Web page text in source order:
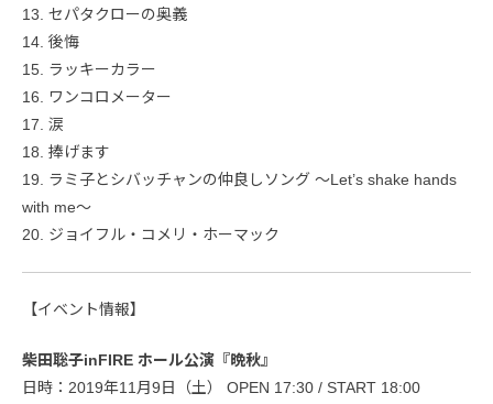
13. セパタクローの奥義
14. 後悔
15. ラッキーカラー
16. ワンコロメーター
17. 涙
18. 捧げます
19. ラミ子とシバッチャンの仲良しソング 〜Let’s shake hands
with me〜
20. ジョイフル・コメリ・ホーマック
【イベント情報】
柴田聡子inFIRE ホール公演『晩秋』
日時：2019年11月9日（土） OPEN 17:30 / START 18:00